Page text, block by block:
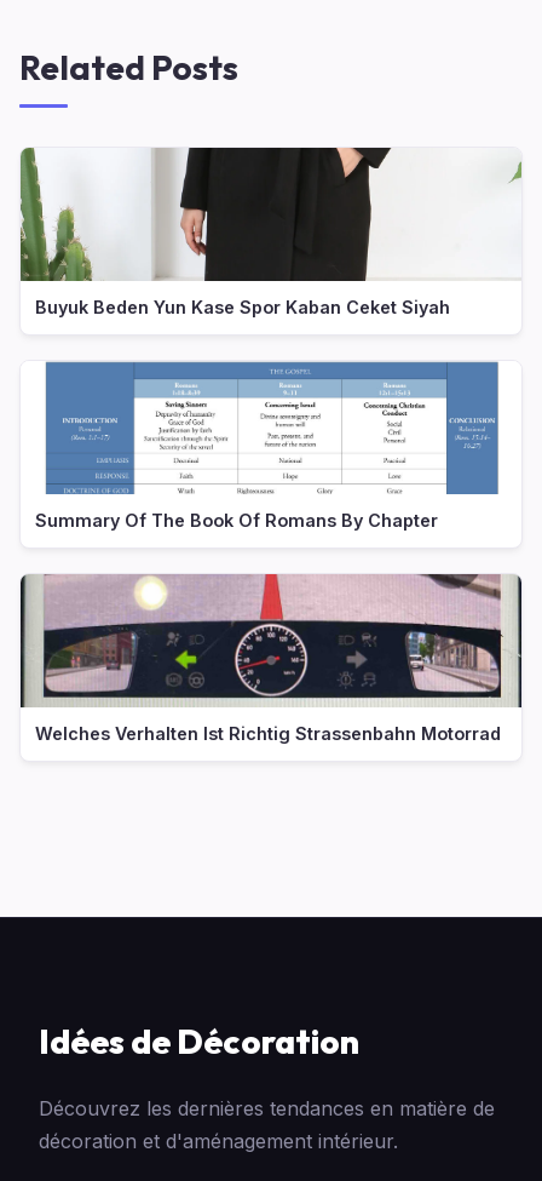
Related Posts
Buyuk Beden Yun Kase Spor Kaban Ceket Siyah
Summary Of The Book Of Romans By Chapter
Welches Verhalten Ist Richtig Strassenbahn Motorrad
Idées de Décoration
Découvrez les dernières tendances en matière de
décoration et d'aménagement intérieur.